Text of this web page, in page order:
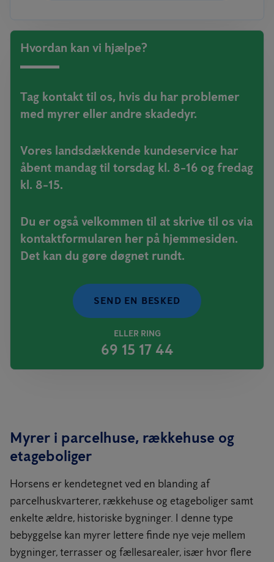
Hvordan kan vi hjælpe?
Tag kontakt til os, hvis du har problemer
med myrer eller andre skadedyr.
Vores landsdækkende kundeservice har
åbent mandag til torsdag kl. 8-16 og fredag
kl. 8-15.
Du er også velkommen til at skrive til os via
kontaktformularen her på hjemmesiden.
Det kan du gøre døgnet rundt.
SEND EN BESKED
ELLER RING
69 15 17 44
Myrer i parcelhuse, rækkehuse og
etageboliger
Horsens er kendetegnet ved en blanding af
parcelhuskvarterer, rækkehuse og etageboliger samt
enkelte ældre, historiske bygninger. I denne type
bebyggelse kan myrer lettere finde nye veje mellem
bygninger, terrasser og fællesarealer, især hvor flere